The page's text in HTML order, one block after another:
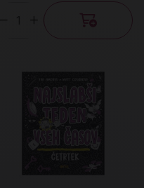
Količina